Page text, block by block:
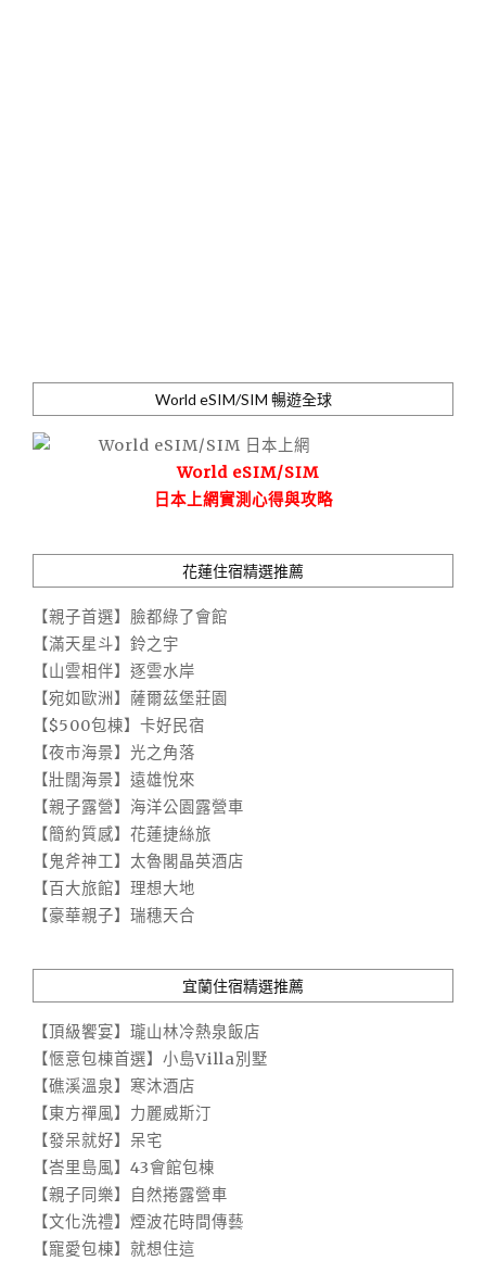
World eSIM/SIM 暢遊全球
World eSIM/SIM
日本上網實測心得與攻略
花蓮住宿精選推薦
【親子首選】臉都綠了會館
【滿天星斗】鈴之宇
【山雲相伴】逐雲水岸
【宛如歐洲】薩爾茲堡莊園
【$500包棟】卡好民宿
【夜市海景】光之角落
【壯闊海景】遠雄悅來
【親子露營】海洋公園露營車
【簡約質感】花蓮捷絲旅
【鬼斧神工】太魯閣晶英酒店
【百大旅館】理想大地
【豪華親子】瑞穗天合
宜蘭住宿精選推薦
【頂級饗宴】瓏山林冷熱泉飯店
【愜意包棟首選】小島Villa別墅
【礁溪溫泉】寒沐酒店
【東方禪風】力麗威斯汀
【發呆就好】呆宅
【峇里島風】43會館包棟
【親子同樂】自然捲露營車
【文化洗禮】煙波花時間傳藝
【寵愛包棟】就想住這